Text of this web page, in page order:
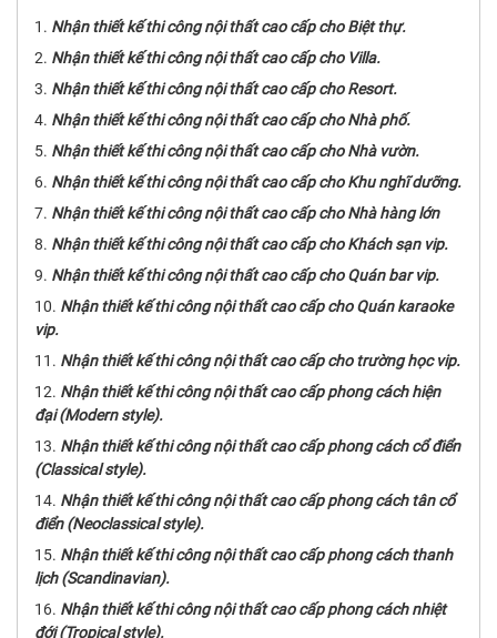
Nhận thiết kế thi công nội thất cao cấp cho Biệt thự.
Nhận thiết kế thi công nội thất cao cấp cho Villa.
Nhận thiết kế thi công nội thất cao cấp cho Resort.
Nhận thiết kế thi công nội thất cao cấp cho Nhà phố.
Nhận thiết kế thi công nội thất cao cấp cho Nhà vườn.
Nhận thiết kế thi công nội thất cao cấp cho Khu nghĩ dưỡng.
Nhận thiết kế thi công nội thất cao cấp cho Nhà hàng lớn
Nhận thiết kế thi công nội thất cao cấp cho Khách sạn vip.
Nhận thiết kế thi công nội thất cao cấp cho Quán bar vip.
Nhận thiết kế thi công nội thất cao cấp cho Quán karaoke
vip.
Nhận thiết kế thi công nội thất cao cấp cho trường học vip.
Nhận thiết kế thi công nội thất cao cấp phong cách hiện
đại (Modern style).
Nhận thiết kế thi công nội thất cao cấp phong cách cổ điển
(Classical style).
Nhận thiết kế thi công nội thất cao cấp phong cách tân cổ
điển (Neoclassical style).
Nhận thiết kế thi công nội thất cao cấp phong cách thanh
lịch (Scandinavian).
Nhận thiết kế thi công nội thất cao cấp phong cách nhiệt
đới (Tropical style).